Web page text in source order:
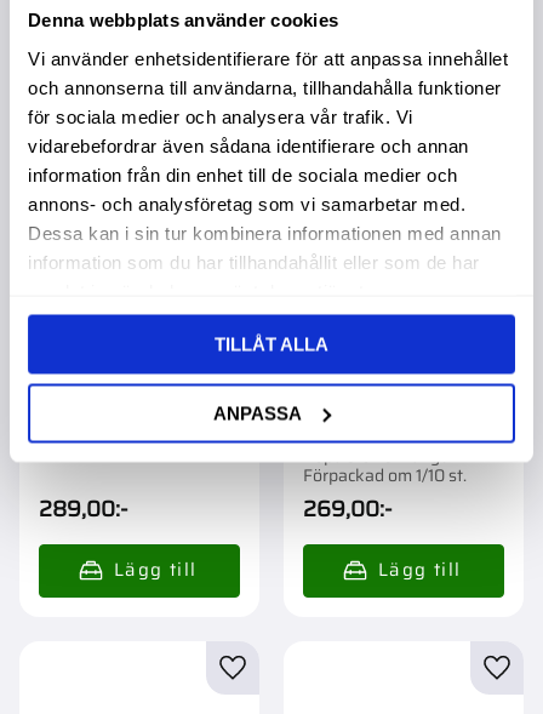
Denna webbplats använder cookies
Vi använder enhetsidentifierare för att anpassa innehållet
och annonserna till användarna, tillhandahålla funktioner
för sociala medier och analysera vår trafik. Vi
vidarebefordrar även sådana identifierare och annan
information från din enhet till de sociala medier och
annons- och analysföretag som vi samarbetar med.
Dessa kan i sin tur kombinera informationen med annan
information som du har tillhandahållit eller som de har
TILLÅT ALLA
ANPASSA
Gasfjäder 205X300N
Köpa större mängd?
Förpackad om 1/10 st.
289,00:-
Lägg till i favoriter
Gasfjäder 216X180N
Taklucka
Ford,Mf,Valmet
Köpa större mängd?
Förpackad om 1/10 st.
269,00:-
Lägg till i favoriter